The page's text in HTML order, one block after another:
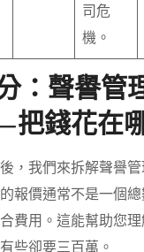
司危
機。
：聲譽管
錢花在
，我們來拆解聲譽
報價通常不是一個
費用。這能幫助您
些卻要三百萬。